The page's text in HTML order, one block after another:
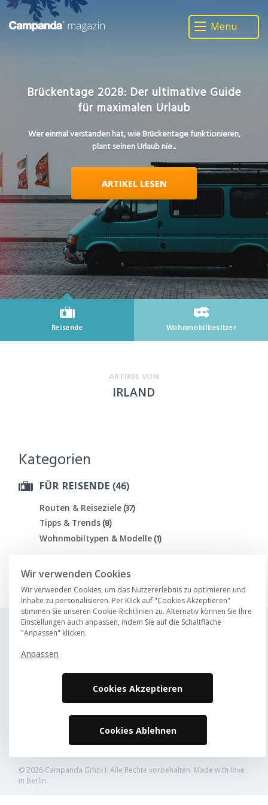
Menu
Brückentage 2028: Der ultimative Guide
für maximalen Urlaub
Wer einmal verstanden hat, wie Brückentage funktionieren,
plant seinen Urlaub nie...
ARTIKEL LESEN
Reisende Wohnmobilbesitzer
ARTIKEL VON
IRLAND
Kategorien
FÜR REISENDE (46)
Routen & Reiseziele(37)
Tipps & Trends(8)
Wohnmobiltypen & Modelle(1)
Karriere
© 2026 Campanda GmbH. Alle Rechte vorbehalten. Made with love
in Berlin.
Wir verwenden Cookies
Wir verwenden Cookies, um das Nutzererlebnis zu optimieren und
Inhalte zu personalisieren. Per Klick auf "Cookies Akzeptieren"
stimmen Sie unseren Cookie-Richtlinien zu. Alternativ können Sie Ihre
Einstellungen auch anpassen, indem Sie auf die Schaltfläche
"Anpassen" klicken.
Anpassen
Cookies Akzeptieren
Cookies Ablehnen